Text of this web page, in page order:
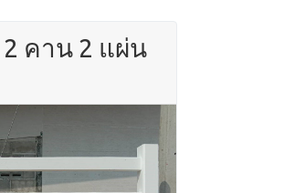
คาน 2 แผ่น